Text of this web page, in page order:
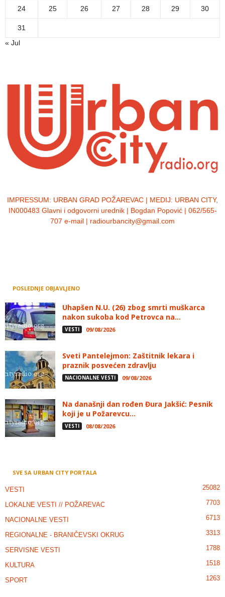
24 25 26 27 28 29 30
31
« Jul
IMPRESSUM: URBAN GRAD POŽAREVAC | MEDIJ: URBAN CITY,
IN000483 Glavni i odgovorni urednik | Bogdan Popović | 062/565-
707 e-mail | radiourbancity@gmail.com
POSLEDNJE OBJAVLJENO
Uhapšen N.U. (26) zbog smrti muškarca
nakon sukoba kod Petrovca na...
VESTI 09/08/2026
Sveti Pantelejmon: Zaštitnik lekara i
praznik posvećen zdravlju
NACIONALNE VESTI 09/08/2026
Na današnji dan rođen Đura Jakšić: Pesnik
koji je u Požarevcu...
VESTI 08/08/2026
SVE SA URBAN CITY PORTALA
VESTI 25082
LOKALNE VESTI // POŽAREVAC 7703
NACIONALNE VESTI 6713
REGIONALNE - BRANIČEVSKI OKRUG 3313
SERVISNE VESTI 1788
KULTURA 1518
SPORT 1263